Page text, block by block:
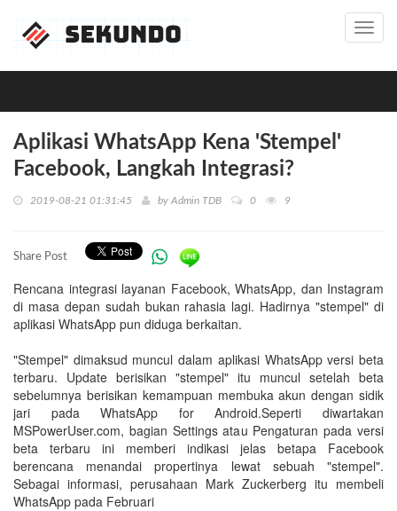
Aplikasi WhatsApp Kena 'Stempel'
Facebook, Langkah Integrasi?
2019-08-21 01:31:45 by Admin TDB 0 9
Share Post
Rencana integrasi layanan Facebook, WhatsApp, dan Instagram
di masa depan sudah bukan rahasia lagi. Hadirnya "stempel" di
aplikasi WhatsApp pun diduga berkaitan.
"Stempel" dimaksud muncul dalam aplikasi WhatsApp versi beta
terbaru. Update berisikan "stempel" itu muncul setelah beta
sebelumnya berisikan kemampuan membuka akun dengan sidik
jari pada WhatsApp for Android.Seperti diwartakan
MSPowerUser.com, bagian Settings atau Pengaturan pada versi
beta terbaru ini memberi indikasi jelas betapa Facebook
berencana menandai propertinya lewat sebuah "stempel".
Sebagai informasi, perusahaan Mark Zuckerberg itu membeli
WhatsApp pada Februari